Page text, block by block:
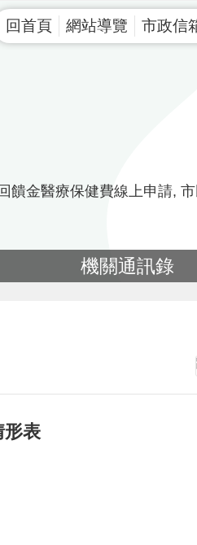
回首頁 網站導覽 市政信
饋金醫療保健費線上申請
機關通訊錄
形表